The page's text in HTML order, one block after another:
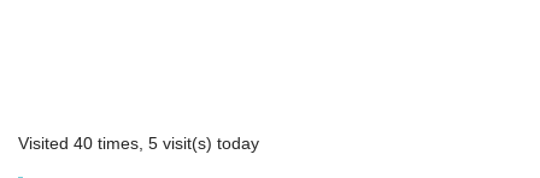
Visited 40 times, 5 visit(s) today